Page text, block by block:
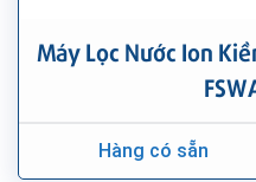
Máy Lọc Nước Ion
Hàng có sẵn